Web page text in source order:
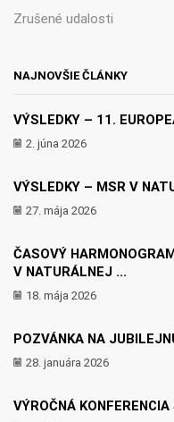
Zrušené udalosti
NAJNOVŠIE ČLÁNKY
VÝSLEDKY – 11.
2. júna 2026
VÝSLEDKY – MSR V
27. mája 2026
ČASOVÝ
V NATURÁLNEJ ...
18. mája 2026
POZVÁNKA NA
28. januára 2026
VÝROČNÁ